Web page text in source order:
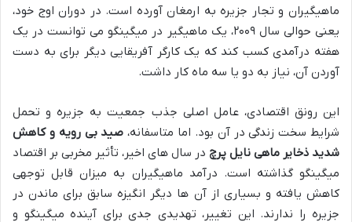
ماهیگیران و تجار جزیره به ارمغان آورده است. در دوران اوج خود،
یعنی حوالی سال ۲۰۰۹، یک ماهیگیر در میگینگو می توانست در یک
هفته درآمدی کسب کند که یک کارگر آفریقایی دیگر برای به دست
آوردن آن، نیاز به دو یا سه ماه کار داشت.
این رونق اقتصادی، عامل اصلی جذب جمعیت به جزیره و تحمل
شرایط سخت زندگی در آن بود. اما متاسفانه، صید بی رویه و کاهش
شدید ذخایر ماهی نایل پرچ در سال های اخیر، تأثیر مخربی بر اقتصاد
میگینگو گذاشته است. درآمد ماهیگیران به میزان قابل توجهی
کاهش یافته و بسیاری از آن ها دیگر انگیزه سابق برای ماندن در
جزیره را ندارند. این تغییر، تهدیدی جدی برای آینده میگینگو و